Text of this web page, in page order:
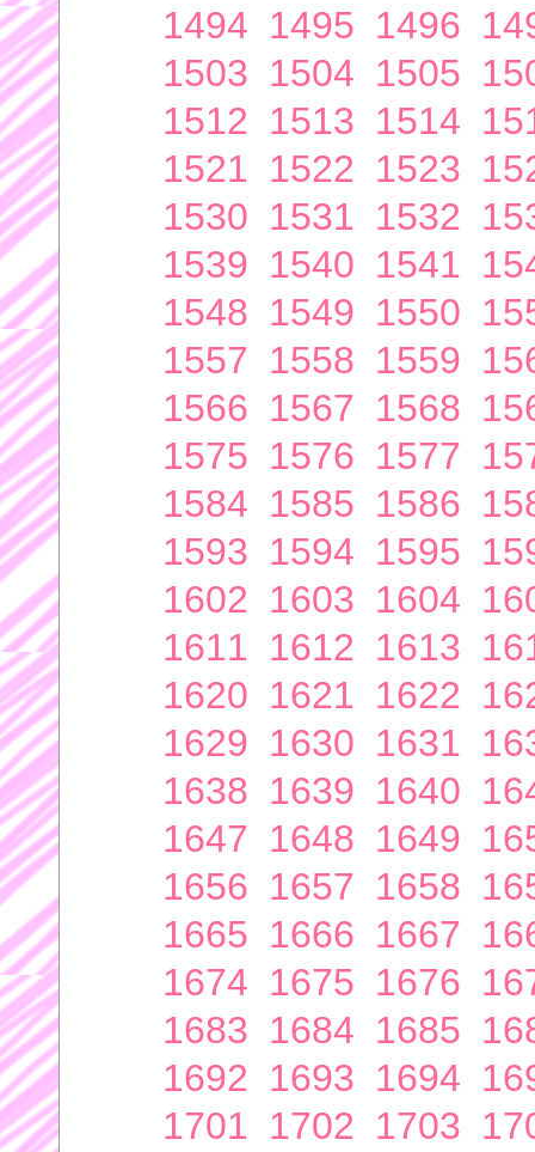
1494 1495 1496
1503 1504 1505
1512 1513 1514
1521 1522 1523
1530 1531 1532
1539 1540 1541
1548 1549 1550
1557 1558 1559
1566 1567 1568
1575 1576 1577
1584 1585 1586
1593 1594 1595
1602 1603 1604
1611 1612 1613
1620 1621 1622
1629 1630 1631
1638 1639 1640
1647 1648 1649
1656 1657 1658
1665 1666 1667
1674 1675 1676
1683 1684 1685
1692 1693 1694
1701 1702 1703